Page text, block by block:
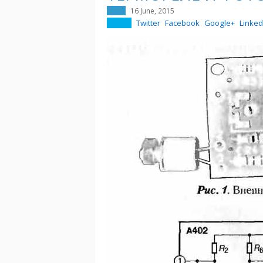
16 June, 2015
Twitter Facebook Google+